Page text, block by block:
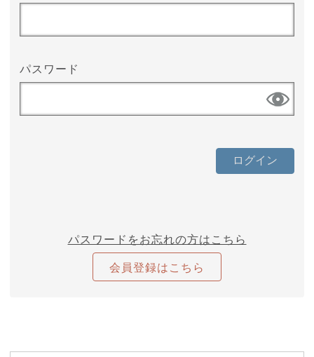
パスワード
パスワードをお忘れの方はこちら
会員登録はこちら